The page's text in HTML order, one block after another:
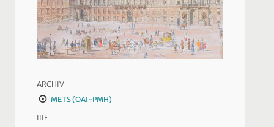
ARCHIV
METS (OAI-PMH)
IIIF